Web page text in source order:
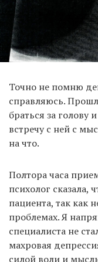
Точно не помню
справляюсь.
браться за голову
встречу с ней с
на что.
Полтора часа
психолог сказала,
пациента, так как
проблемах. Я
специалиста не
махровая
силой воли и